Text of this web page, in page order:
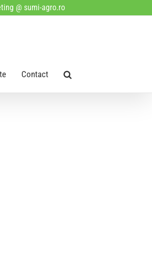
@ sumi-agro.ro
Contact